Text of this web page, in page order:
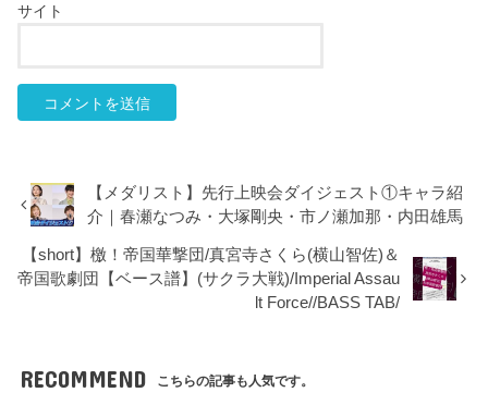
サイト
【メダリスト】先行上映会ダイジェスト①キャラ紹
介｜春瀬なつみ・大塚剛央・市ノ瀬加那・内田雄馬
【short】檄！帝国華撃団/真宮寺さくら(横山智佐)＆
帝国歌劇団【ベース譜】(サクラ大戦)/Imperial Assau
lt Force//BASS TAB/
RECOMMEND こちらの記事も人気です。